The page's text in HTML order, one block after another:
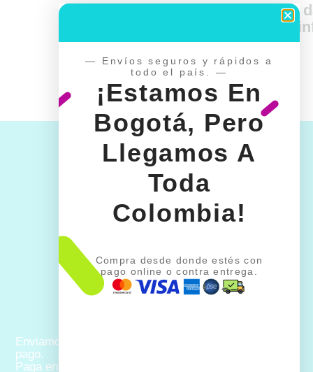
Enviamos a todo Colombia con múltiples opciones de
pago.
Paga en línea o al recibir tu pedido
— Envíos seguros y rápidos a
todo el país. —
¡Estamos En
Bogotá, Pero
Llegamos A
Toda
Colombia!
Compra desde donde estés con
pago online o contra entrega.